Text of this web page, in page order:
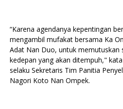
“Karena agendanya kepentingan
mengambil mufakat bersama Ka
Adat Nan Duo, untuk memutuskan
kedepan yang akan ditempuh,"
selaku Sekretaris Tim Panitia
Nagori Koto Nan Ompek.